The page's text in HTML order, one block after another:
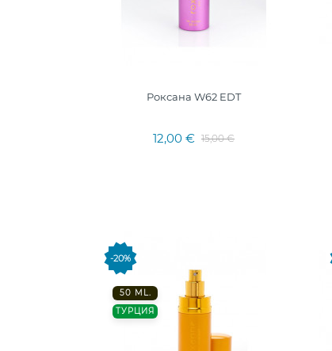
Роксана W62 EDT
12,00 € 15,00 €
-20%
50 ML.
ТУРЦИЯ